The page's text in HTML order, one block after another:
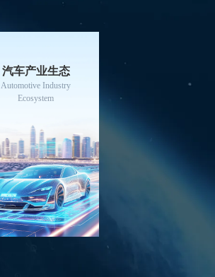
汽车产业生态
Automotive Industry
Ecosystem